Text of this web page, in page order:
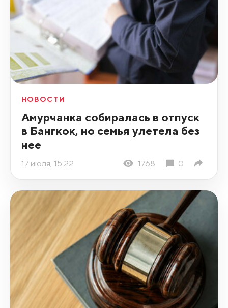
НОВОСТИ
Амурчанка собиралась в отпуск
в Бангкок, но семья улетела без
нее
17 июля, 15:22 1768 0